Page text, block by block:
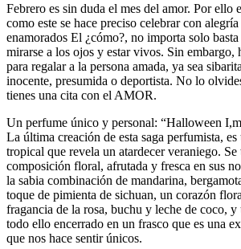
Febrero es sin duda el mes del amor. Por ello
como este se hace preciso celebrar con
enamorados El ¿cómo?, no importa solo
mirarse a los ojos y estar vivos. Sin embargo,
para regalar a la persona amada, ya sea
inocente, presumida o deportista. No lo
tienes una cita con el AMOR.
Un perfume único y personal: “Halloween
La última creación de esta saga perfumista,
tropical que revela un atardecer veraniego. Se
composición floral, afrutada y fresca en sus
la sabia combinación de mandarina,
toque de pimienta de sichuan, un corazón
fragancia de la rosa, buchu y leche de coco,
todo ello encerrado en un frasco que es una
que nos hace sentir únicos.